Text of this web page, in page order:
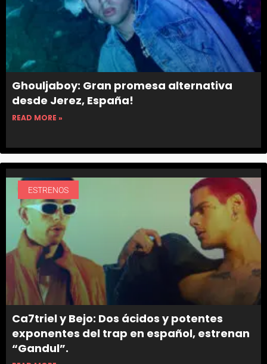
Ghouljaboy: Gran promesa alternativa
desde Jerez, España!
READ MORE »
ESTRENOS
Ca7triel y Bejo: Dos ácidos y potentes
exponentes del trap en español, estrenan
“Gandul”.